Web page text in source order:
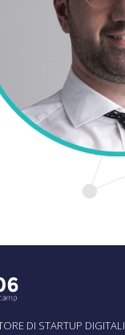
DI STARTUP DIGITALI